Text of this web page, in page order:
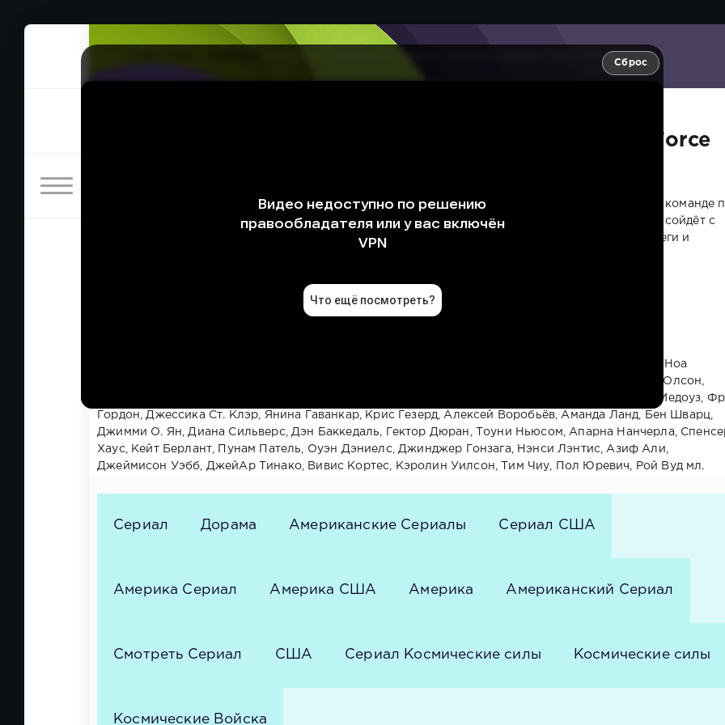
» Сериал Космические силы - 1 сезон 2 серия / Space Force
Сериал Космические силы - 1 сезон 2 серия / Space Force
Сброс
После того, как "Эпсилон 6" потерял солнечные панели из-за встречи с китайским спутником, команде
руководством Марка нужно придумать способ починить космический аппарат до того, как тот сойдёт с
орбиты. Нейрд выбирает необычного исполнителя для этой задачи, но поддержат ли его коллеги и
Лиза Кудроу, Дидрих Бадер, Патрик Варбертон, Терри Крюс, Пэттон Освальт, Джон Малкович, Ноа
Эммерих, Боб Балабан, Джейн Линч, Дон Лейк, Фред Уиллард, Ларри Джо Кэмпбелл, Кэйтлин Олсон,
Брэндон Молале, Стив Карелл, Алан Блюменфилд, Кончетта Томей, Скотт Майкл Морган, Тим Медоуз,
Гордон, Джессика Ст. Клэр, Янина Гаванкар, Крис Гезерд, Алексей Воробьёв, Аманда Ланд, Бен Шварц,
Джимми О. Ян, Диана Сильверс, Дэн Баккедаль, Гектор Дюран, Тоуни Ньюсом, Апарна Нанчерла,
Хаус, Кейт Берлант, Пунам Патель, Оуэн Дэниелс, Джинджер Гонзага, Нэнси Лэнтис, Азиф Али,
Джеймисон Уэбб, ДжейАр Тинако, Вивис Кортес, Кэролин Уилсон, Тим Чиу, Пол Юревич, Рой Вуд мл.
Сериал Дорама Американские Сериалы Сериал США
Америка Сериал Америка США Америка Американский Сериал
Смотреть Сериал США Сериал Космические силы Космические силы
Космические Войска